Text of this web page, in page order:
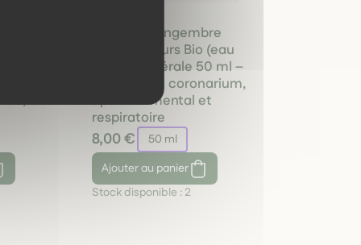
–
bio
Hydrolat Gingembre
papillon fleurs Bio (eau
florale) Astérale 50 ml –
Hedychium coronarium,
apaisant mental et
respiratoire
8,00 €
50 ml
Ajouter
au panier
Stock disponible : 2